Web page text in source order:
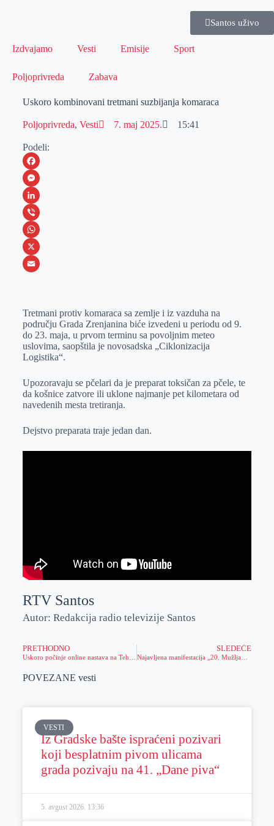
Santos uživo
Izdvajamo Vesti Emisije Sport
Poljoprivreda Zabava
Uskoro kombinovani tretmani suzbijanja komaraca
Poljoprivreda, Vesti 7. maj 2025. 15:41
Podeli:
F
a
c
e
b
o
M
e
s
s
e
e
r
L
i
n
k
I
n
V
i
b
W
h
s
A
p
X
a
i
l
Tretmani protiv komaraca sa zemlje i iz vazduha na
području Grada Zrenjanina biće izvedeni u periodu od 9.
do 23. maja, u prvom terminu sa povoljnim meteo
uslovima, saopštila je novosadska „Ciklonizacija
Logistika“.
Upozoravaju se pčelari da je preparat toksičan za pčele, te
da košnice zatvore ili uklone najmanje pet kilometara od
navedenih mesta tretiranja.
Dejstvo preparata traje jedan dan.
RTV Santos
Autor: Redakcija radio televizije Santos
PRETHODNO SLEDEĆE
POVEZANE vesti
VESTI
Iz Gradske bašte ispraćeni pozivari
koji besplatnim pivom ulicama
grada pozivaju na 41. „Dane piva“
5. avgust 2026. 13:36